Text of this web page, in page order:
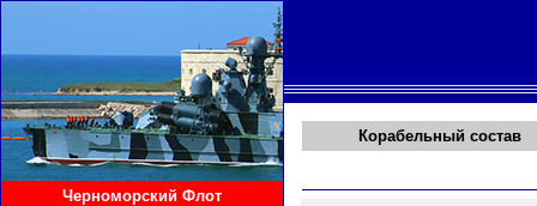
Черноморский Флот
Корабельный состав